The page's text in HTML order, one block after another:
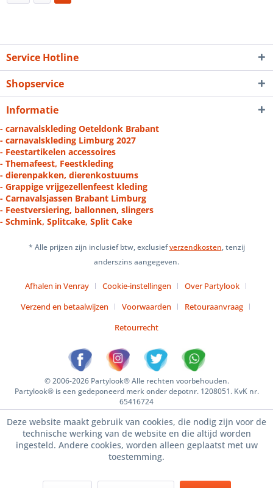
Service Hotline
Shopservice
Informatie
- carnavalskleding Oeteldonk Brabant
- carnavalskleding Limburg 2027
- Feestartikelen accessoires
- Themafeest, Feestkleding
- dierenpakken, dierenkostuums
- Grappige vrijgezellenfeest kleding
- Carnavalsjassen Brabant Limburg
- Feestversiering, ballonnen, slingers
- Schmink, Splitcake, Split Cake
* Alle prijzen zijn inclusief btw, exclusiefverzendkosten, tenzij
anderszins aangegeven.
Afhalen in Venray Cookie-instellingen
Over Partylook
Verzend en betaalwijzen
Voorwaarden
Retouraanvraag
Retourrecht
© 2006-2026 Partylook® Alle rechten voorbehouden.
Partylook® is een gedeponeerd merk onder depotnr. 1208051. KvK nr.
65416724
Deze website maakt gebruik van cookies, die nodig zijn voor de
technische werking van de website en die altijd worden
ingesteld. Andere cookies, worden alleen geplaatst met uw
toestemming.